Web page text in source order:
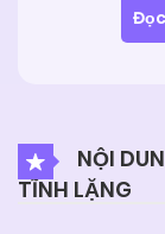
NỘI
TĨNH LẶNG